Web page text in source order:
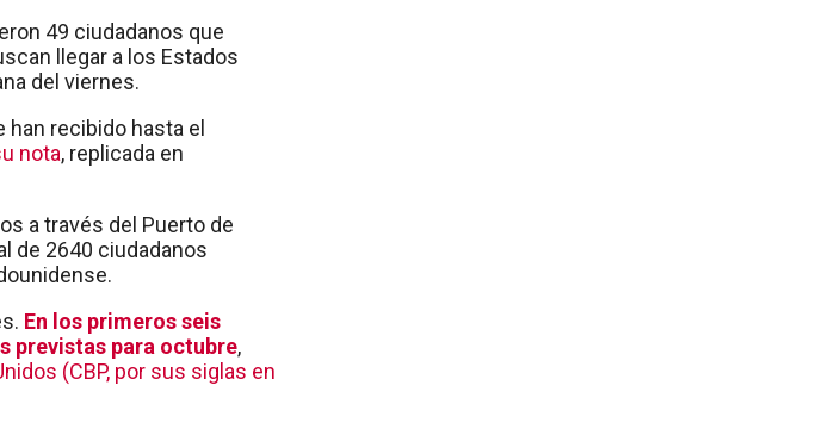
49 ciudadanos que
llegar a los Estados
del viernes.
recibido hasta el
nota, replicada en
a través del Puerto de
de 2640 ciudadanos
En los primeros seis
previstas para octubre,
(CBP, por sus siglas en